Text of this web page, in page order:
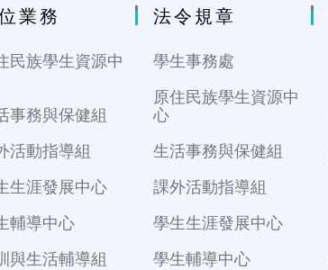
業務
民族學生資源中
事務與保健組
活動指導組
生涯發展中心
輔導中心
與生活輔導組
法令規章
學生事務處
原住民族學生資源中
心
生活事務與保健組
課外活動指導組
學生生涯發展中心
學生輔導中心